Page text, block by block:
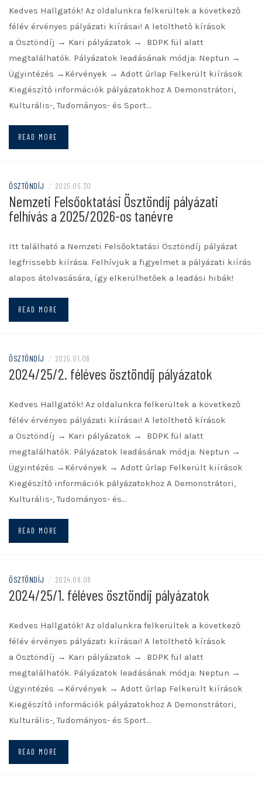
Kedves Hallgatók! Az oldalunkra felkerültek a következő
félév érvényes pályázati kiírásai! A letölthető kírások
a Ösztöndíj → Kari pályázatok → BDPK fül alatt
megtalálhatók. Pályázatok leadásának módja: Neptun →
Ügyintézés →Kérvények → Adott űrlap Felkerült kiírások
Kiegészítő információk pályázatokhoz A Demonstrátori,
Kulturális-, Tudományos- és Sport…
READ MORE
ÖSZTÖNDÍJ / 2025.05.30
Nemzeti Felsőoktatási Ösztöndíj pályázati
felhívás a 2025/2026-os tanévre
Itt található a Nemzeti Felsőoktatási Ösztöndíj pályázat
legfrissebb kiírása. Felhívjuk a figyelmet a pályázati kiírás
alapos átolvasására, így elkerülhetőek a leadási hibák!
READ MORE
ÖSZTÖNDÍJ / 2025.01.08
2024/25/2. féléves ösztöndíj pályázatok
Kedves Hallgatók! Az oldalunkra felkerültek a következő
félév érvényes pályázati kiírásai! A letölthető kírások
a Ösztöndíj → Kari pályázatok → BDPK fül alatt
megtalálhatók. Pályázatok leadásának módja: Neptun →
Ügyintézés →Kérvények → Adott űrlap Felkerült kiírások
Kiegészítő információk pályázatokhoz A Demonstrátori,
Kulturális-, Tudományos- és…
READ MORE
ÖSZTÖNDÍJ / 2024.08.08
2024/25/1. féléves ösztöndíj pályázatok
Kedves Hallgatók! Az oldalunkra felkerültek a következő
félév érvényes pályázati kiírásai! A letölthető kírások
a Ösztöndíj → Kari pályázatok → BDPK fül alatt
megtalálhatók. Pályázatok leadásának módja: Neptun →
Ügyintézés →Kérvények → Adott űrlap Felkerült kiírások
Kiegészítő információk pályázatokhoz A Demonstrátori,
Kulturális-, Tudományos- és Sport…
READ MORE